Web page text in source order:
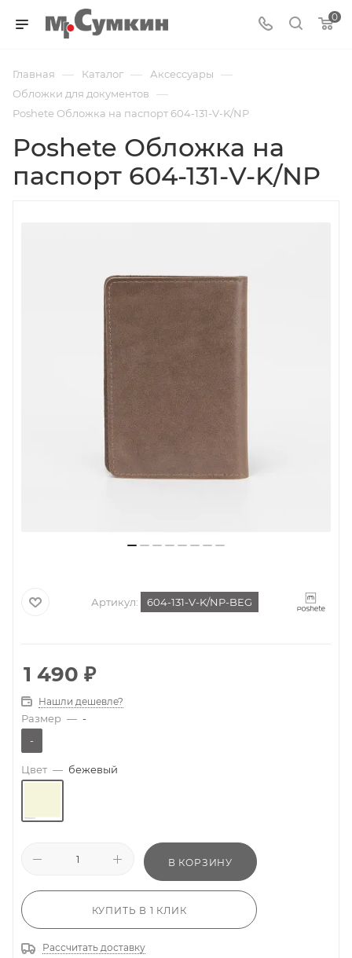
0
Главная — Каталог — Аксессуары —
Обложки для документов —
Poshete Обложка на паспорт 604-131-V-K/NP
Poshete Обложка на
паспорт 604-131-V-K/NP
Артикул: 604-131-V-K/NP-BEG
1 490 ₽
Нашли дешевле?
Размер — -
-
Цвет — бежевый
В КОРЗИНУ
КУПИТЬ В 1 КЛИК
Рассчитать доставку